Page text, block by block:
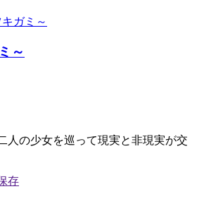
～
人の少女を巡って現実と非現実が交